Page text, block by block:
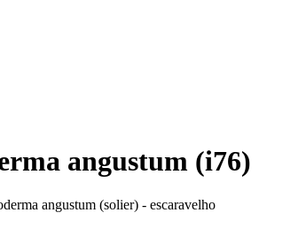
angustum (i76)
angustum (solier) - escaravelho